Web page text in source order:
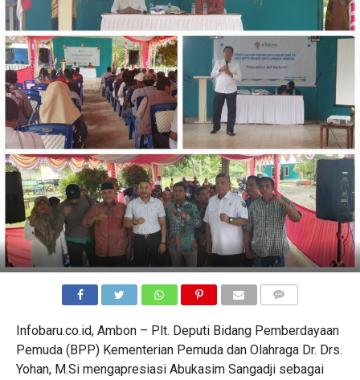
Infobaru.co.id, Ambon – Plt. Deputi Bidang Pemberdayaan
Pemuda (BPP) Kementerian Pemuda dan Olahraga Dr. Drs.
Yohan, M.Si mengapresiasi Abukasim Sangadji sebagai